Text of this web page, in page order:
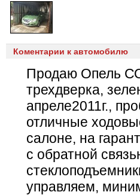
Коментарии к автомобилю
Продаю Опель
трехдверка,
апреле2011г.,
отличные
салоне, на
с обратной
управляем,